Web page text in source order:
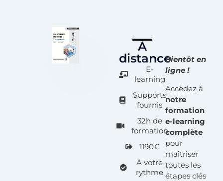
À
distance
E-
learning
Supports
fournis
32h de
formation
1190€
À votre
rythme
Bientôt en
ligne !
Accédez à
notre
formation
e-learning
complète
pour
maîtriser
toutes les
étapes clés